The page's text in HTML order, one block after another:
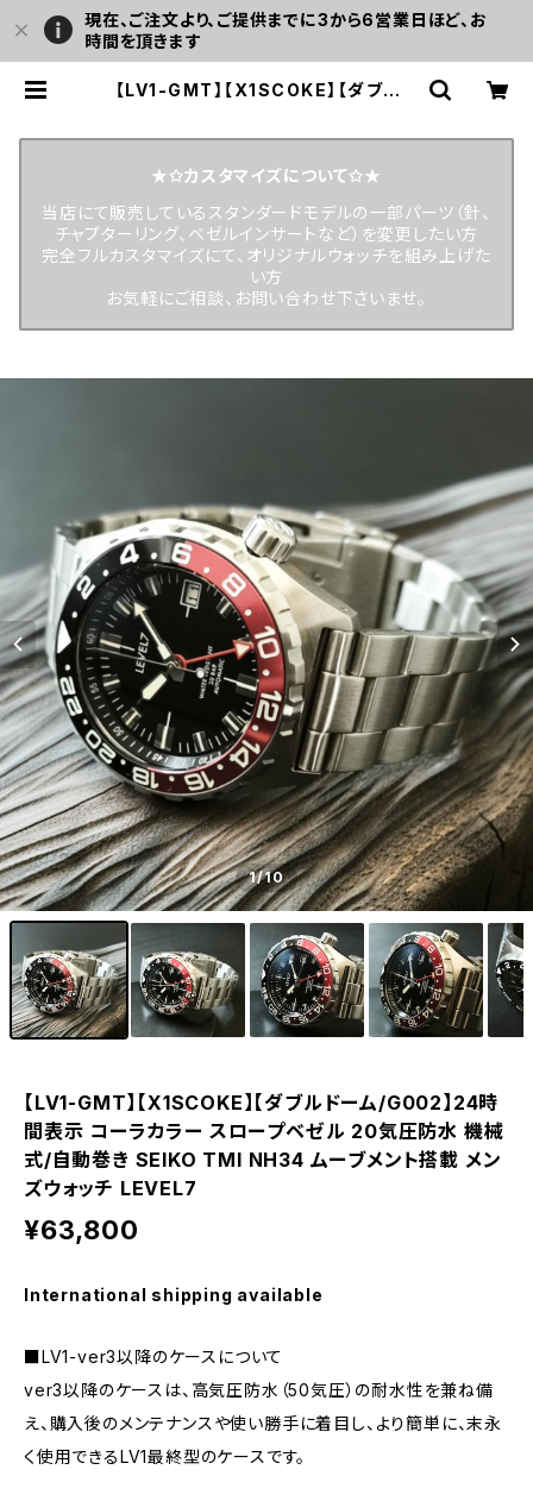
現在、ご注文より、ご提供までに3から6営業日ほど、お
時間を頂きます
【LV1-GMT】【X1SCOKE】【ダブルド
式/自動巻き SEIKO TMI NH34 ム
ーブメント搭載 メンズウォッチ LEVE
L7 | LEVEL7
★✩カスタマイズについて✩★
当店にて販売しているスタンダードモデルの一部パーツ（針、
チャプターリング、ベゼルインサートなど）を変更したい方
完全フルカスタマイズにて、オリジナルウォッチを組み上げた
い方
お気軽にご相談、お問い合わせ下さいませ。
1/10
【LV1-GMT】【X1SCOKE】【ダブルドーム/G002】24時
間表示 コーラカラー スロープベゼル 20気圧防水 機械
式/自動巻き SEIKO TMI NH34 ムーブメント搭載 メン
ズウォッチ LEVEL7
¥63,800
International shipping available
■LV1-ver3以降のケースについて
ver3以降のケースは、高気圧防水（50気圧）の耐水性を兼ね備
え、購入後のメンテナンスや使い勝手に着目し、より簡単に、末永
く使用できるLV1最終型のケースです。